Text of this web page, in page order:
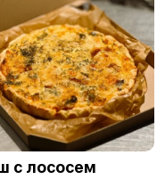
с лососем